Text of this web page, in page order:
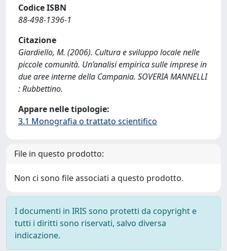
Codice ISBN
88-498-1396-1
Citazione
Giardiello, M. (2006). Cultura e sviluppo locale nelle
piccole comunità. Un’analisi empirica sulle imprese in
due aree interne della Campania. SOVERIA MANNELLI
: Rubbettino.
Appare nelle tipologie:
3.1 Monografia o trattato scientifico
File in questo prodotto:
Non ci sono file associati a questo prodotto.
I documenti in IRIS sono protetti da copyright e
tutti i diritti sono riservati, salvo diversa
indicazione.